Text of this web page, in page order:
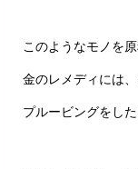
このようなモノを
金のレメディには
プルービングをし